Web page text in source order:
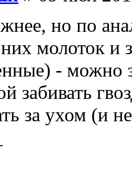
но по
молоток и
-
забивать
за ухом (и